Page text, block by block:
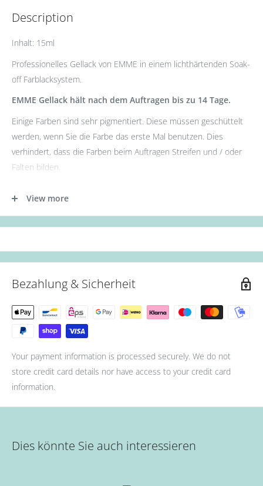
Description
Inhalt: 15ml
Professionelles Gellack von EMME in einem lichthärtenden Soak-
off Farblacksystem.
EMME Gellack hält nach dem Auftragen bis zu 14 Tage.
Einige Farben sind sehr pigmentiert. Diese müssen geschüttelt
werden, wenn Sie die Farbe das erste Mal benutzen. Dies
verhindert, dass die Farben beim Auftragen Streifen und / oder
Falten bilden.
36W UV Lampe für 60s oder 12W LED Lampe für 30s.)
(Aushärtung: 36W UV Lampe für 90s oder 12W LED Lampe für
Lampe für 90s oder 12W LED Lampe für 60s.)
View more
Bezahlung & Sicherheit
Your payment information is processed securely. We do not
store credit card details nor have access to your credit card
information.
Dies könnte Sie auch interessieren